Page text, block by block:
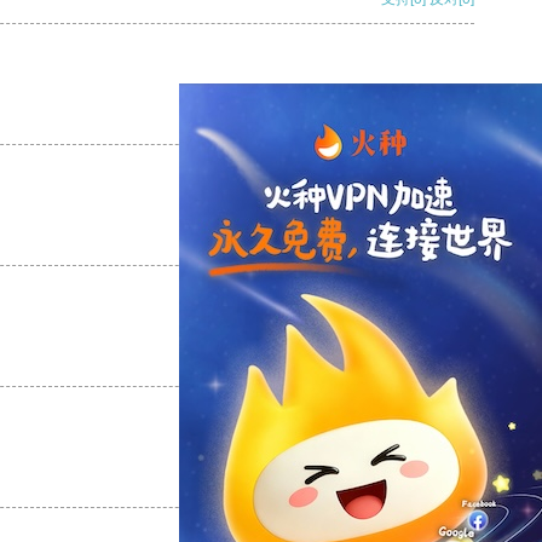
支持 [0] 反对[0]
支持[0] 反对
支持[0] 反对[0]